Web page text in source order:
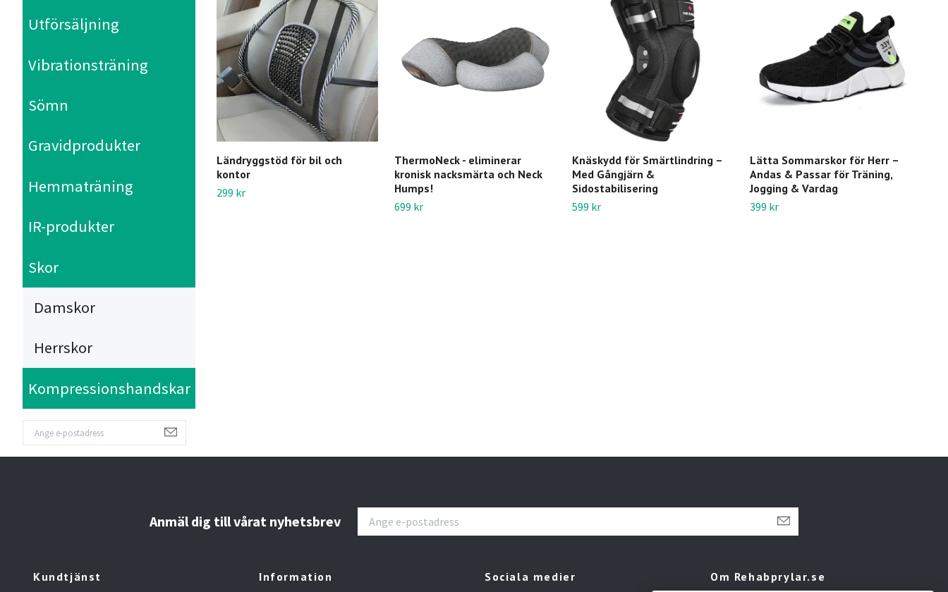
Utförsäljning
Vibrationsträning
Sömn
Gravidprodukter
Hemmaträning
IR-produkter
Skor
Damskor
Herrskor
Kompressionshandskar
Ländryggstöd för bil och
kontor
299 kr
ThermoNeck - eliminerar
kronisk nacksmärta och Neck
Humps!
699 kr
Knäskydd för Smärtlindring –
Med Gångjärn &
Sidostabilisering
599 kr
Lätta Sommarskor för Herr –
Andas & Passar för Träning,
Jogging & Vardag
399 kr
Anmäl dig till vårat nyhetsbrev
Kundtjänst Information Sociala medier Om Rehabprylar.se